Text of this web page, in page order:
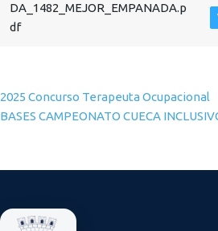
DA_1482_MEJOR_EMPANADA.p
df
Navegación de
2025 Concurso Terapeuta Ocupacional
BASES CAMPEONATO CUECA